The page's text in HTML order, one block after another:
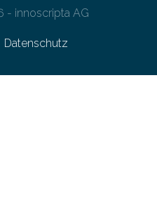
- innoscripta AG
Datenschutz